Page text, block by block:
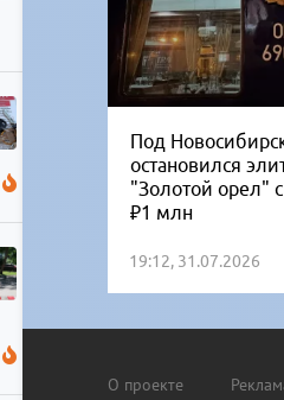
Под
остановился
"Золотой орел"
₽1 млн
19:12, 31.07.2026
О проекте